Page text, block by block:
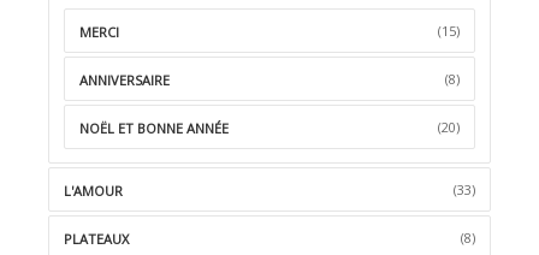
MERCI (15)
ANNIVERSAIRE (8)
NOËL ET BONNE ANNÉE (20)
L'AMOUR (33)
PLATEAUX (8)